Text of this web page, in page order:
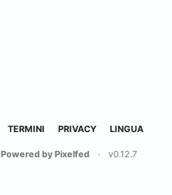
TERMINI PRIVACY LINGUA
Powered by Pixelfed · v0.12.7